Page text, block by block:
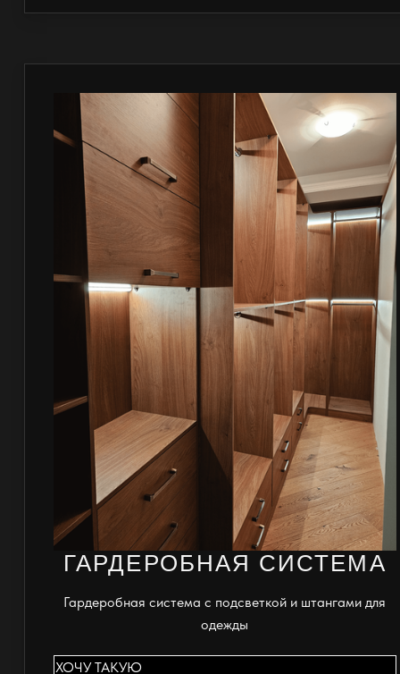
ГАРДЕРОБНАЯ СИСТЕМА
Гардеробная система с подсветкой и штангами для
одежды
ХОЧУ ТАКУЮ